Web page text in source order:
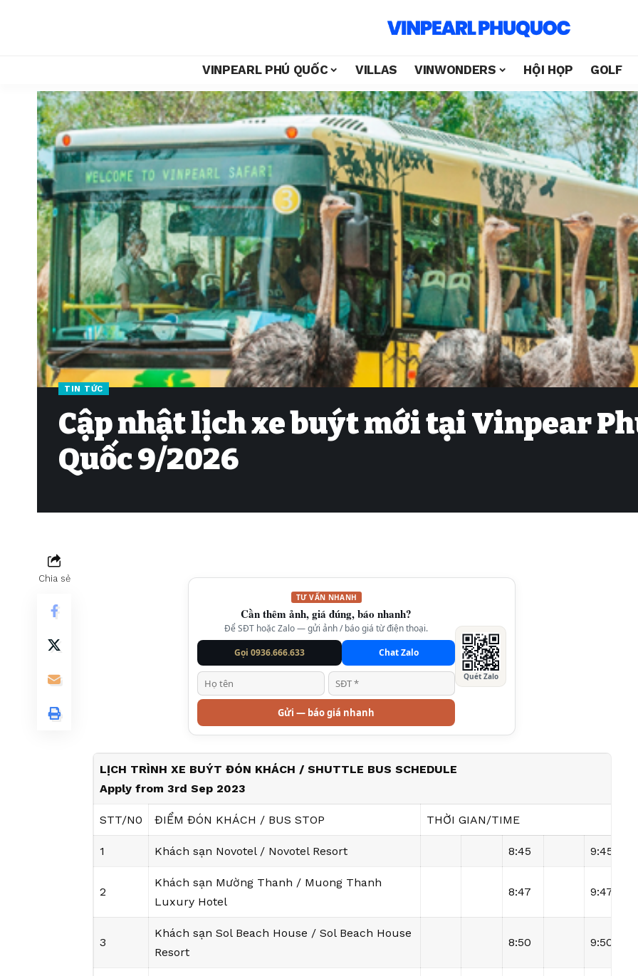
VINPEARL PHÚ QUỐC VILLAS VINWONDERS HỘI HỌP GOLF
TIN TỨC
Cập nhật lịch xe buýt mới tại Vinpear
Quốc 9/2026
Chia sẻ
TƯ VẤN NHANH
Cần thêm ảnh, giá đúng, báo nhanh?
Để SĐT hoặc Zalo — gửi ảnh / báo giá từ điện thoại.
Gọi 0936.666.633
Chat Zalo
Gửi — báo giá nhanh
Quét Zalo
LỊCH TRÌNH XE BUÝT ĐÓN KHÁCH / SHUTTLE BUS SCHEDULE
Apply from 3rd Sep 2023
STT/N0 ĐIỂM ĐÓN KHÁCH / BUS STOP THỜI GIAN/TIME
1 Khách sạn Novotel / Novotel Resort 8:45 9:45
2
Khách sạn Mường Thanh / Muong Thanh
Luxury Hotel
8:47 9:47
3
Khách sạn Sol Beach House / Sol Beach House
Resort
8:50 9:50